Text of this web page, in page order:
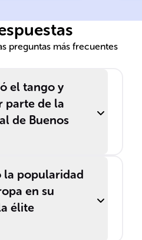
preguntas más frecuentes
el tango y
parte de la
de Buenos
la popularidad
en su
élite